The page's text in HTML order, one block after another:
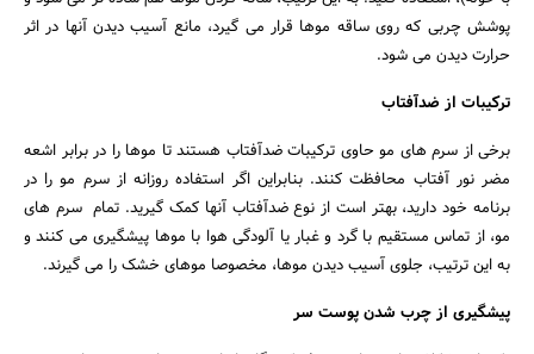
پوشش چربی که روی ساقه موها قرار می گیرد، مانع آسیب دیدن آنها در اثر
حرارت دیدن می شود.
ترکیبات از ضدآفتاب
برخی از سرم های مو حاوی ترکیبات ضدآفتاب هستند تا موها را در برابر اشعه
مضر نور آفتاب محافظت کنند. بنابراین اگر استفاده روزانه از سرم مو را در
برنامه خود دارید، بهتر است از نوع ضدآفتاب آنها کمک گیرید. تمام سرم های
مو، از تماس مستقیم با گرد و غبار یا آلودگی هوا با موها پیشگیری می کنند و
به این ترتیب، جلوی آسیب دیدن موها، مخصوصا موهای خشک را می گیرند.
پیشگیری از چرب شدن پوست سر